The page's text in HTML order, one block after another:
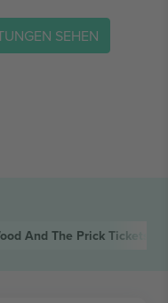
SEHEN
And The Prick Tickets